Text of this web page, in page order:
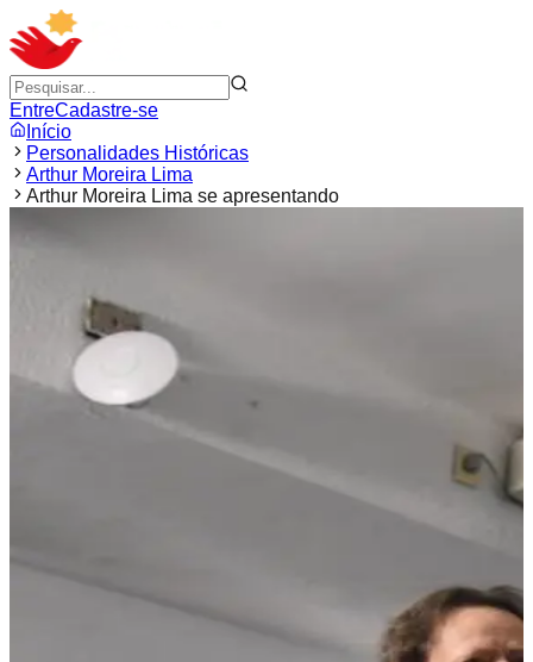
EntreCadastre-se
Início
Personalidades Históricas
Arthur Moreira Lima
Arthur Moreira Lima se apresentando